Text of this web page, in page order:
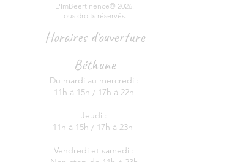
L'ImBeertinence© 2026.
Tous droits réservés. ​
Horaires d'ouverture
Béthune
Du mardi au mercredi :
11h à 15h / 17h à 22h
Jeudi :
11h à 15h / 17h à 23h
Vendredi et samedi :